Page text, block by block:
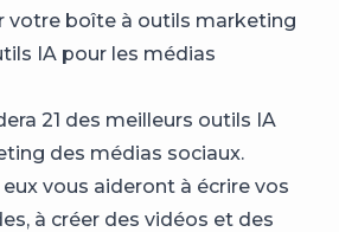
votre boîte à outils marketing
IA pour les médias
21 des meilleurs outils IA
des médias sociaux.
eux vous aideront à écrire vos
à créer des vidéos et des